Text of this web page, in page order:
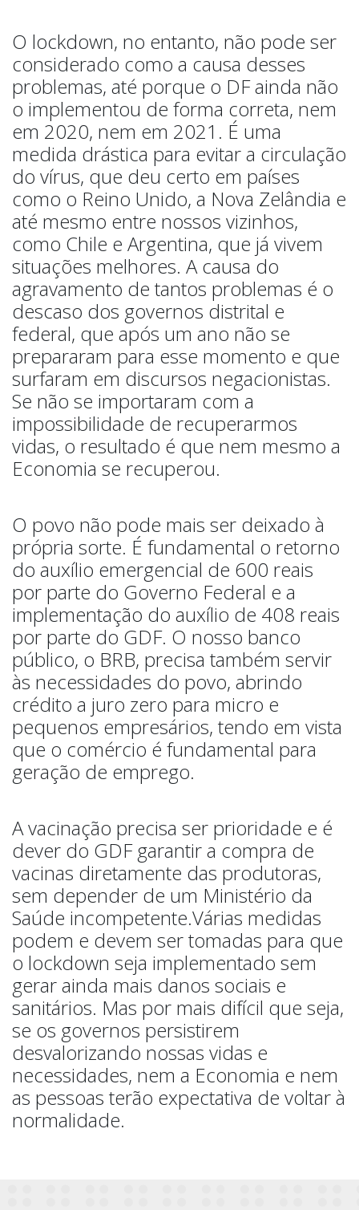
O lockdown, no entanto, não pode ser
considerado como a causa desses
problemas, até porque o DF ainda não
o implementou de forma correta, nem
em 2020, nem em 2021. É uma
medida drástica para evitar a circulação
do vírus, que deu certo em países
como o Reino Unido, a Nova Zelândia e
até mesmo entre nossos vizinhos,
como Chile e Argentina, que já vivem
situações melhores. A causa do
agravamento de tantos problemas é o
descaso dos governos distrital e
federal, que após um ano não se
prepararam para esse momento e que
surfaram em discursos negacionistas.
Se não se importaram com a
impossibilidade de recuperarmos
vidas, o resultado é que nem mesmo a
Economia se recuperou.
O povo não pode mais ser deixado à
própria sorte. É fundamental o retorno
do auxílio emergencial de 600 reais
por parte do Governo Federal e a
implementação do auxílio de 408 reais
por parte do GDF. O nosso banco
público, o BRB, precisa também servir
às necessidades do povo, abrindo
crédito a juro zero para micro e
pequenos empresários, tendo em vista
que o comércio é fundamental para
geração de emprego.
A vacinação precisa ser prioridade e é
dever do GDF garantir a compra de
vacinas diretamente das produtoras,
sem depender de um Ministério da
Saúde incompetente.Várias medidas
podem e devem ser tomadas para que
o lockdown seja implementado sem
gerar ainda mais danos sociais e
sanitários. Mas por mais difícil que seja,
se os governos persistirem
desvalorizando nossas vidas e
necessidades, nem a Economia e nem
as pessoas terão expectativa de voltar à
normalidade.